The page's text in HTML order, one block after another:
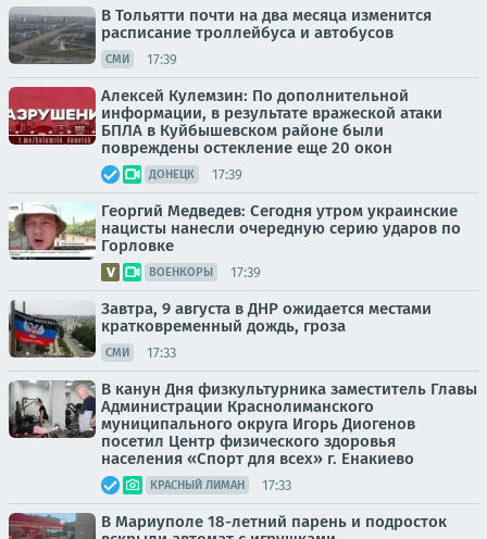
В Тольятти почти на два месяца изменится
расписание троллейбуса и автобусов
СМИ 17:39
Алексей Кулемзин: По дополнительной
информации, в результате вражеской атаки
БПЛА в Куйбышевском районе были
повреждены остекление еще 20 окон
ДОНЕЦК 17:39
Георгий Медведев: Сегодня утром украинские
нацисты нанесли очередную серию ударов по
Горловке
ВОЕНКОРЫ 17:39
Завтра, 9 августа в ДНР ожидается местами
кратковременный дождь, гроза
СМИ 17:33
В канун Дня физкультурника заместитель Главы
Администрации Краснолиманского
муниципального округа Игорь Диогенов
посетил Центр физического здоровья
населения «Спорт для всех» г. Енакиево
КРАСНЫЙ ЛИМАН 17:33
В Мариуполе 18-летний парень и подросток